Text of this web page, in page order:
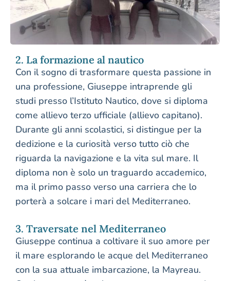
2. La formazione al nautico
Con il sogno di trasformare questa passione in
una professione, Giuseppe intraprende gli
studi presso l’Istituto Nautico, dove si diploma
come allievo terzo ufficiale (allievo capitano).
Durante gli anni scolastici, si distingue per la
dedizione e la curiosità verso tutto ciò che
riguarda la navigazione e la vita sul mare. Il
diploma non è solo un traguardo accademico,
ma il primo passo verso una carriera che lo
porterà a solcare i mari del Mediterraneo.
3. Traversate nel Mediterraneo
Giuseppe continua a coltivare il suo amore per
il mare esplorando le acque del Mediterraneo
con la sua attuale imbarcazione, la Mayreau.